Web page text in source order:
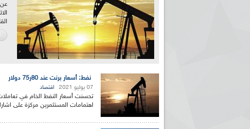
عن
نفط: أسعار برنت عند 80ر75 دولار
07 يوليو 2021 اقتصاد
تحسنت أسعار النفط الخام في
اهتمامات المستثمرين مركزة على